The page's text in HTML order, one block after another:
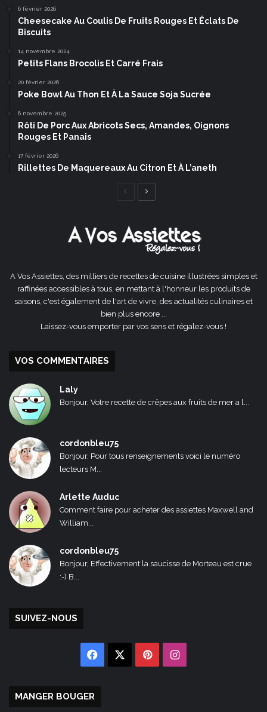
6 février 2026
Cheesecake Au Coulis De Fruits Rouges Et Éclats De
Biscuits
14 novembre 2024
Petits Flans Brocolis Et Carré Frais
20 février 2026
Poke Bowl Au Thon Et À La Sauce Soja Sucrée
6 novembre 2025
Rôti De Porc Aux Abricots Secs, Amandes, Oignons
Rouges Et Panais
17 février 2026
Rillettes De Maquereaux Au Citron Et À L’aneth
Page
A Vos Assiettes, des milliers de recettes de cuisine illustrées simples et
raffinées accessibles à tous, en mettant à l'honneur les produits de
saisons, c'est également de l'art de vivre, des actualités culinaires et
bien plus encore ...
Laissez-vous emporter par vos sens et régalez-vous !
VOS COMMENTAIRES
Laly
Bonjour, Votre recette de crêpes aux fruits de mer a l...
cordonbleu75
Bonjour, Pour tous renseignements voici le numéro
lecteurs M...
Arlette Auduc
Comment faire pour acheter des assiettes Maxwell and
William...
cordonbleu75
Bonjour, Effectivement la saucisse de Morteau est crue
:-) B...
SUIVEZ-NOUS
Facebook PinterestInstagram
MANGER BOUGER